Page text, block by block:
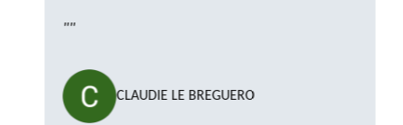
""
CLAUDIE LE BREGUERO